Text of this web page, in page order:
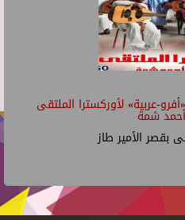
عربية» لأوركسترا الملتقى
شمة
بقصر الأمير طاز